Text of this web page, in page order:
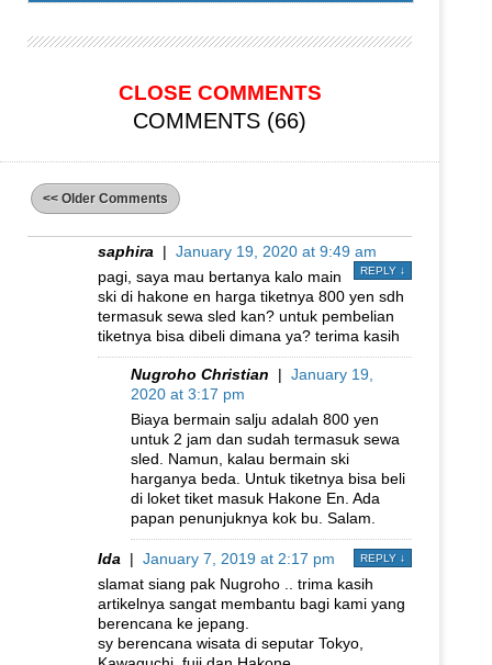
CLOSE COMMENTS
COMMENTS (66)
<< Older Comments
saphira | January 19, 2020 at 9:49 am
REPLY ↓
pagi, saya mau bertanya kalo main
ski di hakone en harga tiketnya 800 yen sdh
termasuk sewa sled kan? untuk pembelian
tiketnya bisa dibeli dimana ya? terima kasih
Nugroho Christian | January 19,
2020 at 3:17 pm
Biaya bermain salju adalah 800 yen
untuk 2 jam dan sudah termasuk sewa
sled. Namun, kalau bermain ski
harganya beda. Untuk tiketnya bisa beli
di loket tiket masuk Hakone En. Ada
papan penunjuknya kok bu. Salam.
Ida | January 7, 2019 at 2:17 pm REPLY ↓
slamat siang pak Nugroho .. trima kasih
artikelnya sangat membantu bagi kami yang
berencana ke jepang.
sy berencana wisata di seputar Tokyo,